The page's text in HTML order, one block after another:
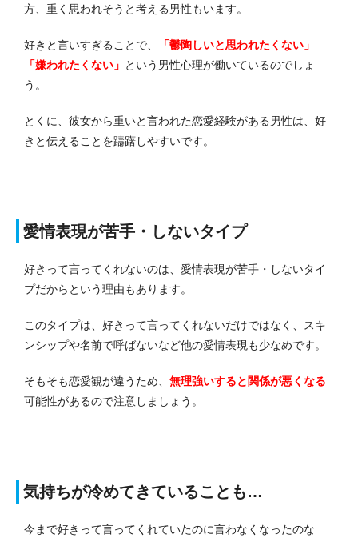
方、重く思われそうと考える男性もいます。
好きと言いすぎることで、
「鬱陶しいと思われたくない」
「嫌われたくない」 という男性心理が働いているのでしょ
う。
とくに、彼女から重いと言われた恋愛経験がある男性は、好
きと伝えることを躊躇しやすいです。
愛情表現が苦手・しないタイプ
好きって言ってくれないのは、愛情表現が苦手・しないタイ
プだからという理由もあります。
このタイプは、好きって言ってくれないだけではなく、スキ
ンシップや名前で呼ばないなど他の愛情表現も少なめです。
そもそも恋愛観が違うため、 無理強いすると関係が悪くなる
可能性があるので注意しましょう。
気持ちが冷めてきていることも…
今まで好きって言ってくれていたのに言わなくなったのな